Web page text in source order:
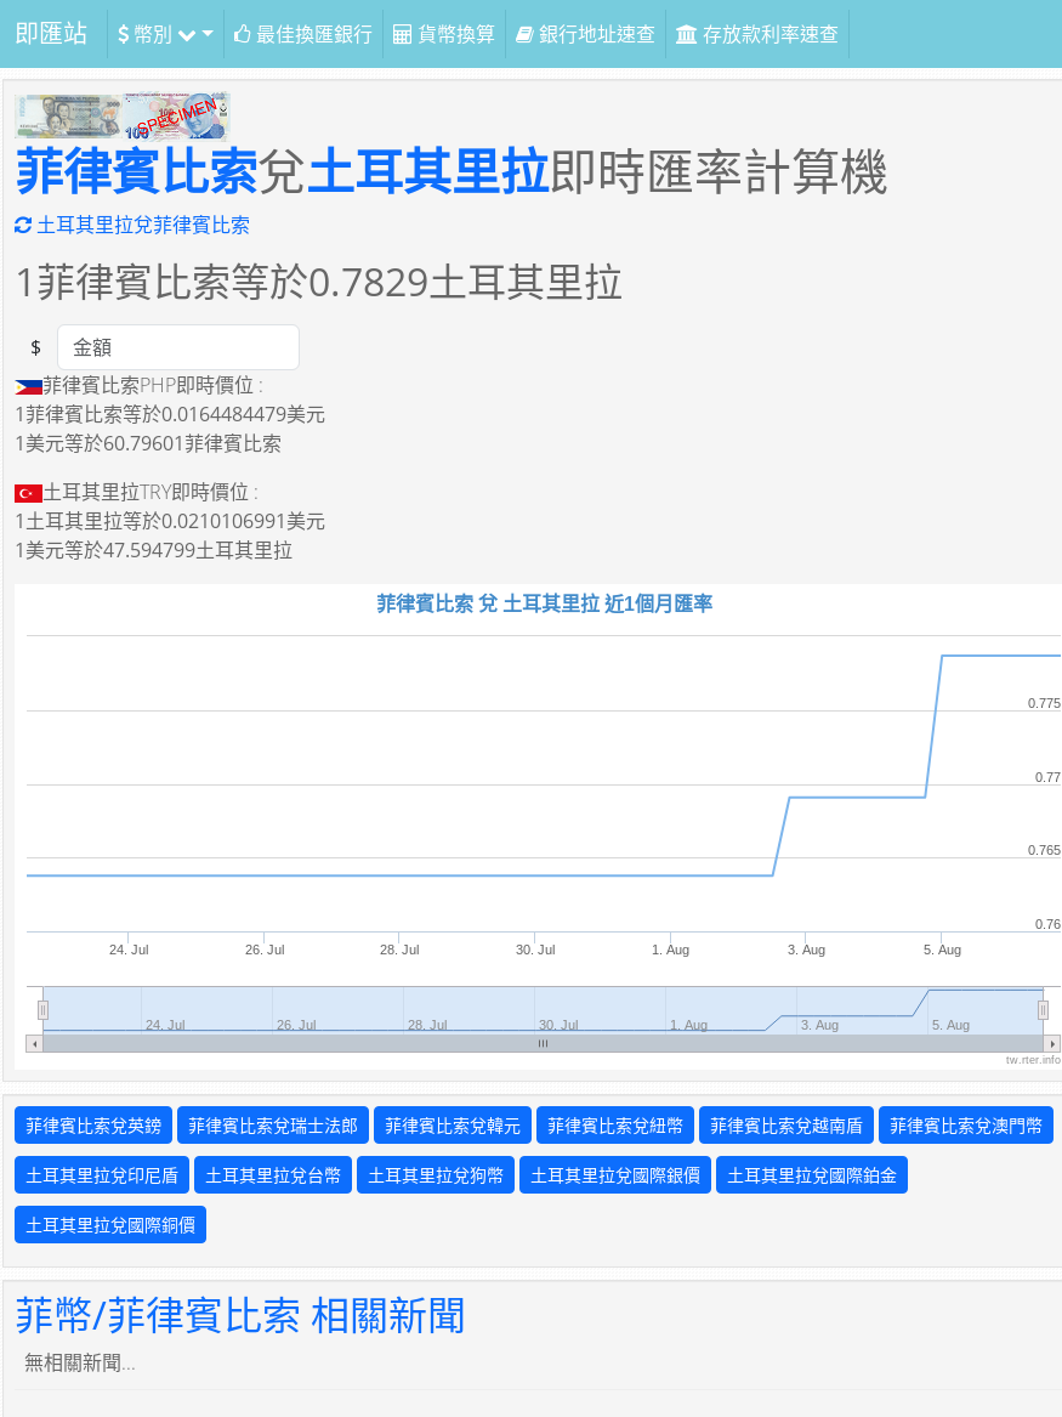
即匯站 幣別 最佳換匯銀行 貨幣換算 銀行地址速查 存放款利率速查
菲律賓比索兌土耳其里拉即時匯率計算機
土耳其里拉兌菲律賓比索
1菲律賓比索等於0.7829土耳其里拉
Amount
$
菲律賓比索PHP即時價位 :
1菲律賓比索等於0.0164484479美元
1美元等於60.79601菲律賓比索
土耳其里拉TRY即時價位 :
1土耳其里拉等於0.0210106991美元
1美元等於47.594799土耳其里拉
菲律賓比索 兌 土耳其里拉 近1個月匯率
24. Jul 26. Jul 28. Jul 30. Jul 1. Aug 3. Aug 5. Aug
24. Jul 26. Jul 28. Jul 30. Jul 1. Aug 3. Aug 5. Aug
0.76
0.765
0.77
0.775
tw.rter.info
菲律賓比索兌英鎊 菲律賓比索兌瑞士法郎 菲律賓比索兌韓元 菲律賓比索兌紐幣 菲律賓比索兌越南盾 菲律賓比索兌澳門幣
土耳其里拉兌印尼盾 土耳其里拉兌台幣 土耳其里拉兌狗幣 土耳其里拉兌國際銀價 土耳其里拉兌國際鉑金
土耳其里拉兌國際銅價
菲幣/菲律賓比索 相關新聞
無相關新聞...